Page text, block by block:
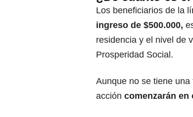
Los beneficiarios de la
ingreso de $500.000,
residencia y el nivel de
Prosperidad Social.
Aunque no se tiene
acción comenzarán en